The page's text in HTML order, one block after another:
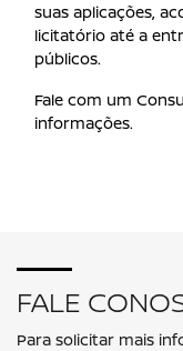
suas aplicações,
licitatório até a
públicos.
Fale com um
informações.
FALE
Para solicitar mais